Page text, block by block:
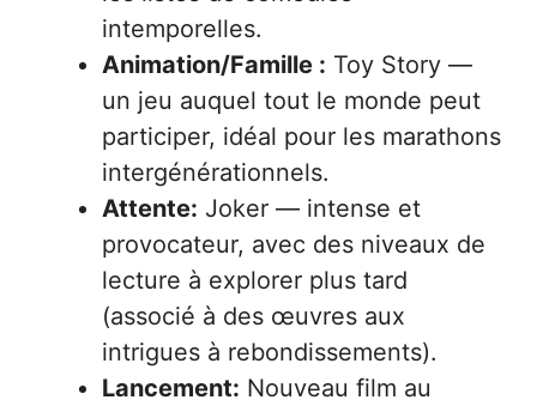
intemporelles.
Animation/Famille : Toy Story —
un jeu auquel tout le monde peut
participer, idéal pour les marathons
intergénérationnels.
Attente: Joker — intense et
provocateur, avec des niveaux de
lecture à explorer plus tard
(associé à des œuvres aux
intrigues à rebondissements).
Lancement: Nouveau film au